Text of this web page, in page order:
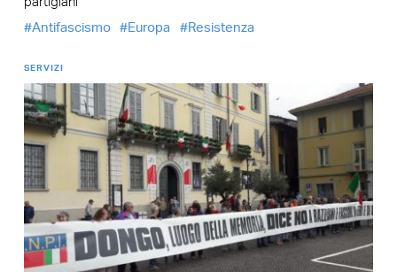
Antifascismo
Europa Resistenza
SERVIZI